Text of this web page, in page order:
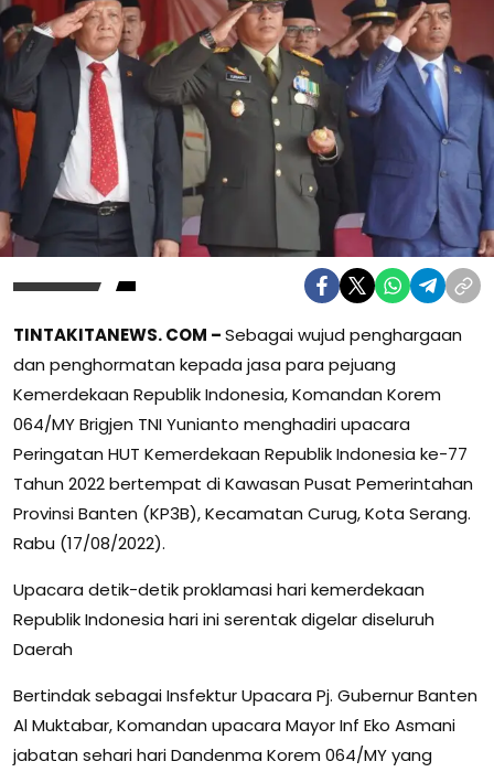
TINTAKITANEWS. COM –Sebagai wujud penghargaan
dan penghormatan kepada jasa para pejuang
Kemerdekaan Republik Indonesia, Komandan Korem
064/MY Brigjen TNI Yunianto menghadiri upacara
Peringatan HUT Kemerdekaan Republik Indonesia ke-77
Tahun 2022 bertempat di Kawasan Pusat Pemerintahan
Provinsi Banten (KP3B), Kecamatan Curug, Kota Serang.
Rabu (17/08/2022).
Upacara detik-detik proklamasi hari kemerdekaan
Republik Indonesia hari ini serentak digelar diseluruh
Daerah
Bertindak sebagai Insfektur Upacara Pj. Gubernur Banten
Al Muktabar, Komandan upacara Mayor Inf Eko Asmani
jabatan sehari hari Dandenma Korem 064/MY yang